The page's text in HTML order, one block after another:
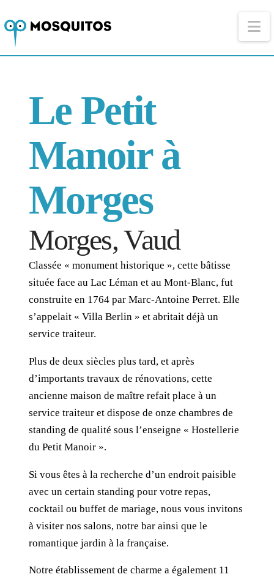
Le Petit
Manoir à
Morges
Morges, Vaud
Classée « monument historique », cette bâtisse
située face au Lac Léman et au Mont-Blanc, fut
construite en 1764 par Marc-Antoine Perret. Elle
s’appelait « Villa Berlin » et abritait déjà un
service traiteur.
Plus de deux siècles plus tard, et après
d’importants travaux de rénovations, cette
ancienne maison de maître refait place à un
service traiteur et dispose de onze chambres de
standing de qualité sous l’enseigne « Hostellerie
du Petit Manoir ».
Si vous êtes à la recherche d’un endroit paisible
avec un certain standing pour votre repas,
cocktail ou buffet de mariage, nous vous invitons
à visiter nos salons, notre bar ainsi que le
romantique jardin à la française.
Notre établissement de charme a également 11